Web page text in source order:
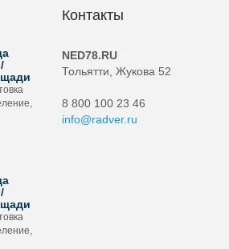
Контакты
NED78.RU
Тольятти, Жукова 52
8 800 100 23 46
info@radver.ru